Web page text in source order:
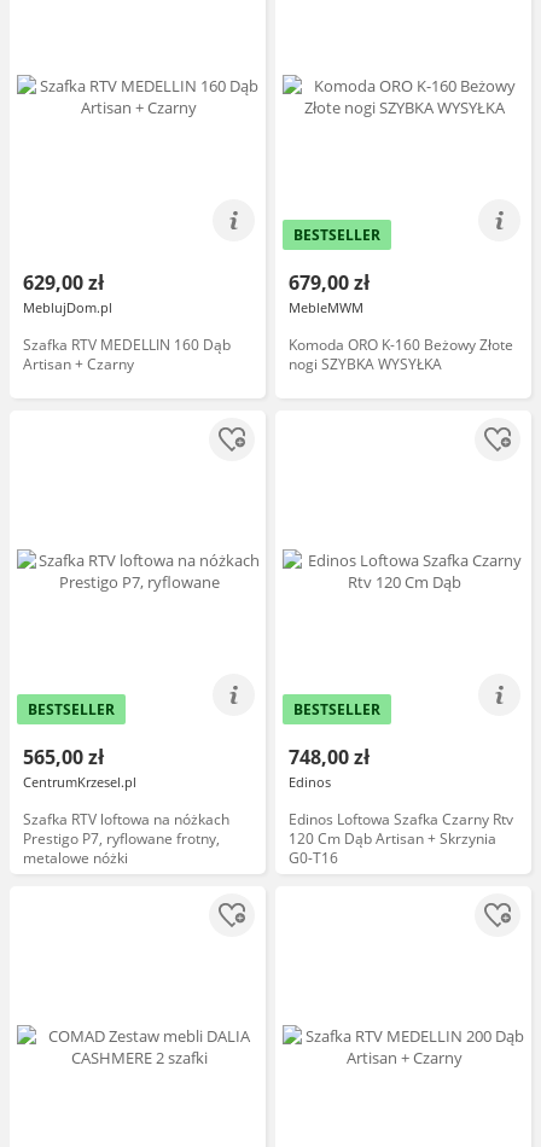
629,00 zł
MeblujDom.pl
Szafka RTV MEDELLIN 160 Dąb
Artisan + Czarny
BESTSELLER
679,00 zł
MebleMWM
Komoda ORO K-160 Beżowy Złote
nogi SZYBKA WYSYŁKA
BESTSELLER
565,00 zł
CentrumKrzesel.pl
Szafka RTV loftowa na nóżkach
Prestigo P7, ryflowane frotny,
metalowe nóżki
BESTSELLER
748,00 zł
Edinos
Edinos Loftowa Szafka Czarny Rtv
120 Cm Dąb Artisan + Skrzynia
G0-T16